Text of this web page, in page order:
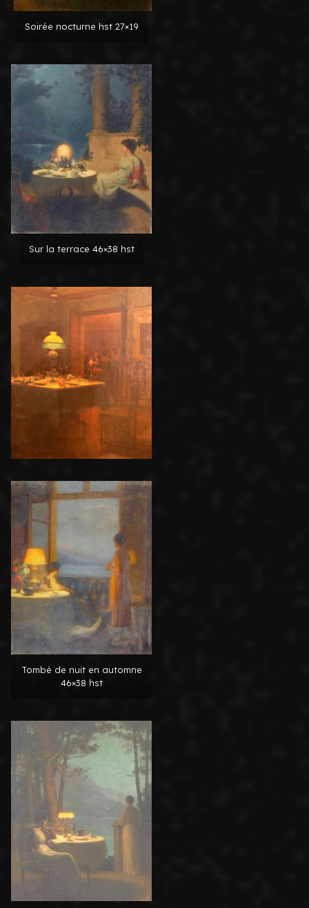
Soirée nocturne hst 27×19
Sur la terrace 46×38 hst
Tombé de nuit en automne
46×38 hst